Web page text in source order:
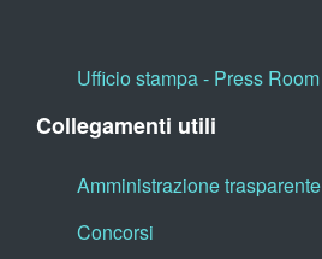
Ufficio stampa - Press Room
Collegamenti utili
Amministrazione trasparente
Concorsi